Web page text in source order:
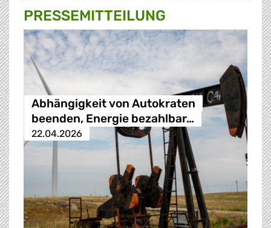
PRESSE­MITTEILUNG
Abhängigkeit von Autokraten
beenden, Energie bezahlbar…
22.04.2026